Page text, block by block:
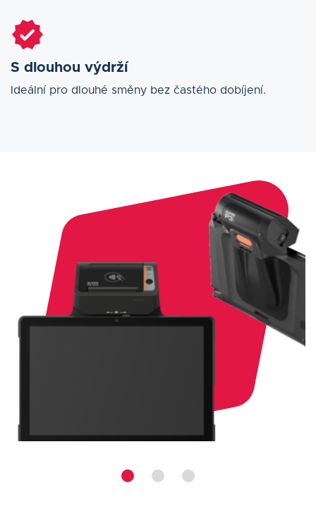
S dlouhou výdrží
Ideální pro dlouhé směny bez častého dobíjení.